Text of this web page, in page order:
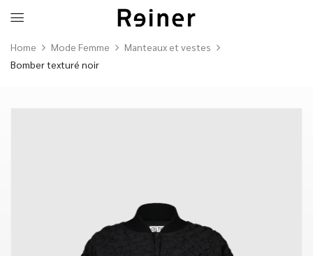
Home Mode Femme
Manteaux et vestes
Bomber texturé noir